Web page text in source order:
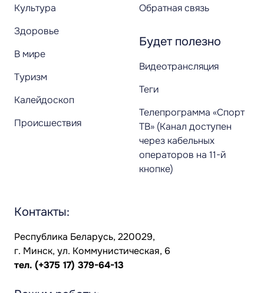
Культура
Здоровье
В мире
Туризм
Калейдоскоп
Происшествия
Обратная связь
Будет полезно
Видеотрансляция
Теги
Телепрограмма «Спорт
ТВ» (Канал доступен
через кабельных
операторов на 11-й
кнопке)
Контакты:
Республика Беларусь, 220029,
г. Минск, ул. Коммунистическая, 6
тел. (+375 17) 379-64-13